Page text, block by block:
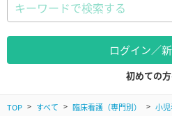
ログイン／
初めての
TOP すべて 臨床看護（専門別） 小